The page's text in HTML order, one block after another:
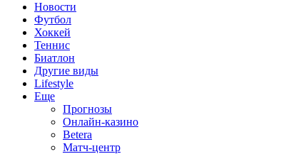
Новости
Футбол
Хоккей
Теннис
Биатлон
Другие виды
Lifestyle
Еще
Прогнозы
Онлайн-казино
Betera
Матч-центр